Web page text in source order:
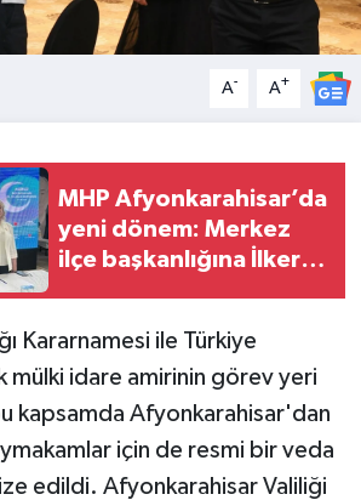
A- A+
MHP Afyonkarahisar’da
yeni dönem: Merkez
ilçe başkanlığına İlker
Kararnamesi ile Türkiye
mülki idare amirinin görev yeri
kapsamda Afyonkarahisar'dan
için de resmi bir veda
edildi. Afyonkarahisar Valiliği